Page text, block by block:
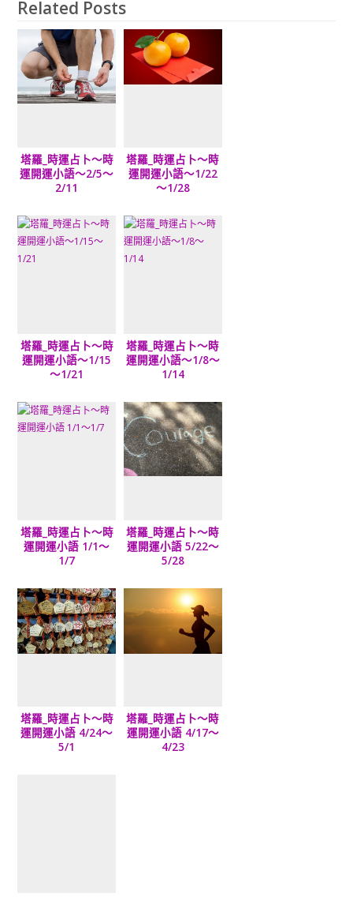
Related Posts
塔羅_時運占卜～時
運開運小語～2/5～
2/11
塔羅_時運占卜～時
運開運小語～1/22
～1/28
塔羅_時運占卜～時
運開運小語～1/15
～1/21
塔羅_時運占卜～時
運開運小語～1/8～
1/14
塔羅_時運占卜～時
運開運小語 1/1～
1/7
塔羅_時運占卜～時
運開運小語 5/22～
5/28
塔羅_時運占卜～時
運開運小語 4/24～
5/1
塔羅_時運占卜～時
運開運小語 4/17～
4/23